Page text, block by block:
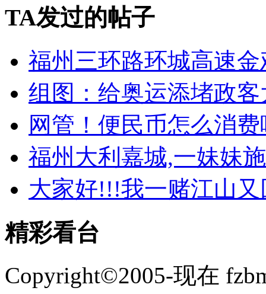
TA发过的帖子
福州三环路环城高速
组图：给奥运添堵政
网管！便民币怎么消费
福州大利嘉城,一妹妹
大家好!!!我一赌江山
精彩看台
Copyright©2005-现在